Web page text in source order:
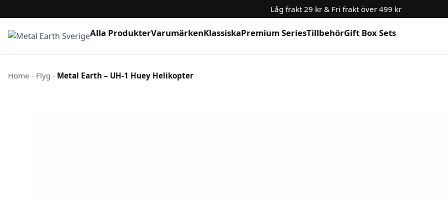
Hoppa till innehåll
Låg frakt 29 kr & Fri frakt över 499 kr
Alla ProdukterVarumärkenKlassiskaPremium SeriesTillbehörGift Box Sets
Home - Flyg - Metal Earth – UH-1 Huey Helikopter